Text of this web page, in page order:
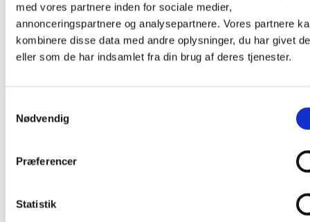
med vores partnere inden for sociale medier,
annonceringspartnere og analysepartnere. Vores partnere
kombinere disse data med andre oplysninger, du har givet
eller som de har indsamlet fra din brug af deres tjenester.
Nødvendig
Præferencer
Statistik
Småfugle
Måge
Svale
Stork
Dyr